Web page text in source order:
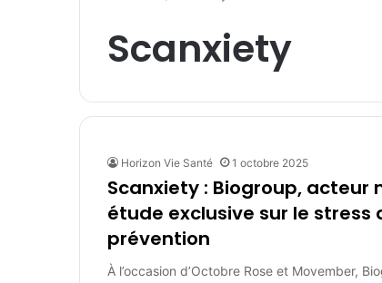
Scanxiety
Horizon Vie Santé 1 octobre 2025
Scanxiety : Biogroup, acteur
étude exclusive sur le
prévention
À l’occasion d’Octobre Rose et Movember,